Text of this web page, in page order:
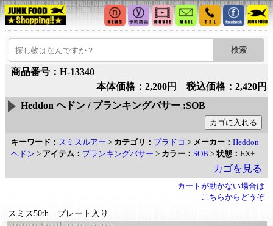
商品番号：H-13340
本体価格：2,200円 税込価格：2,420円
Heddon ヘドン / プランキングバサー :SOB
キーワード： スミスルアー > カテゴリ： プラドコ > メーカー： Heddon
ヘドン > アイテム： プランキングバサー > カラー： SOB >状態： EX+
カゴを見る
カートが動かない場合は
こちらからどうぞ
スミス50th プレート入り